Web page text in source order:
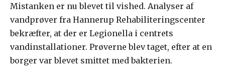
Mistanken er nu blevet til vished. Analyser af
vandprøver fra Hannerup Rehabiliteringscenter
bekræfter, at der er Legionella i centrets
vandinstallationer. Prøverne blev taget, efter at en
borger var blevet smittet med bakterien.